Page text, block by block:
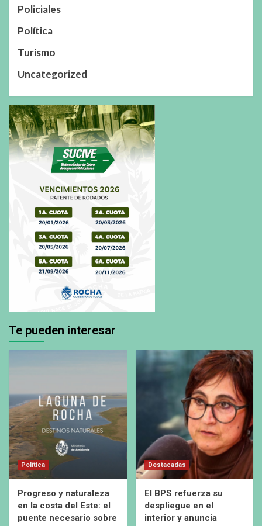
Policiales
Política
Turismo
Uncategorized
Te pueden interesar
Política
Progreso y naturaleza
en la costa del Este: el
puente necesario sobre
Destacadas
El BPS refuerza su
despliegue en el
interior y anuncia